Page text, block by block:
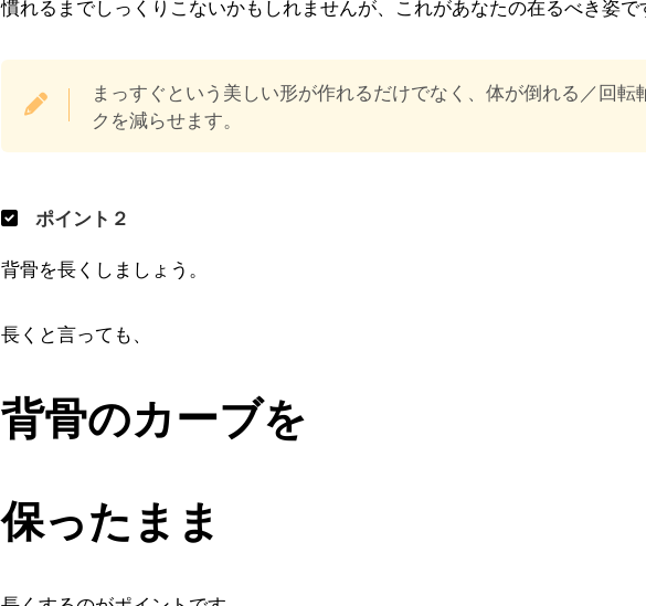
慣れるまでしっくりこないかもしれませんが、これがあなたの在るべき姿で
まっすぐという美しい形が作れるだけでなく、体が倒れる／回転
クを減らせます。
ポイント２
背骨を長くしましょう。
長くと言っても、
背骨のカーブを
保ったまま